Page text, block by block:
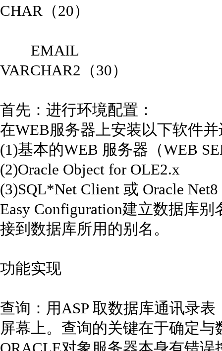
CHAR（20）
VARCHAR2（30）
首先：进行环境配置：
在WEB服务器上安装以下软件
(1)基本的WEB 服务器（WEB
(2)Oracle Object for OLE2.x
(3)SQL*Net Client 或 Oracle
Easy Configuration建立数据库别
接到数据库所用的别名。
功能实现
查询：用ASP 取数据库通讯录
屏幕上。查询的关键在于确定